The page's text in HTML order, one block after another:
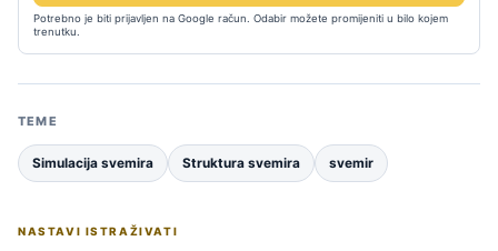
Potrebno je biti prijavljen na Google račun. Odabir možete promijeniti u bilo kojem
trenutku.
TEME
Simulacija svemira Struktura svemira svemir
NASTAVI ISTRAŽIVATI